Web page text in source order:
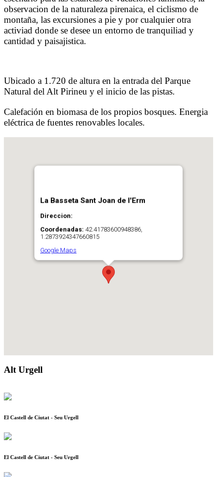
observacion de la naturaleza pirenaica, el ciclismo de
montaña, las excursiones a pie y por cualquier otra
activiad donde se desee un entorno de tranquiliad y
cantidad y paisajistica.
Ubicado a 1.720 de altura en la entrada del Parque
Natural del Alt Pirineu y el inicio de las pistas.
Calefación en biomasa de los propios bosques. Energia
eléctrica de fuentes renovables locales.
La Basseta Sant Joan de l'Erm
Direccion:
Coordenadas: 42.41783600948386,
1.2873924347660815
Google Maps
Alt Urgell
El Castell de Ciutat - Seu Urgell
El Castell de Ciutat - Seu Urgell